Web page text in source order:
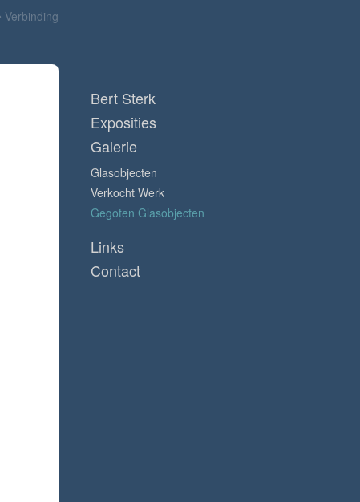
Verbinding
Bert Sterk
Exposities
Galerie
Glasobjecten
Verkocht Werk
Gegoten Glasobjecten
Links
Contact